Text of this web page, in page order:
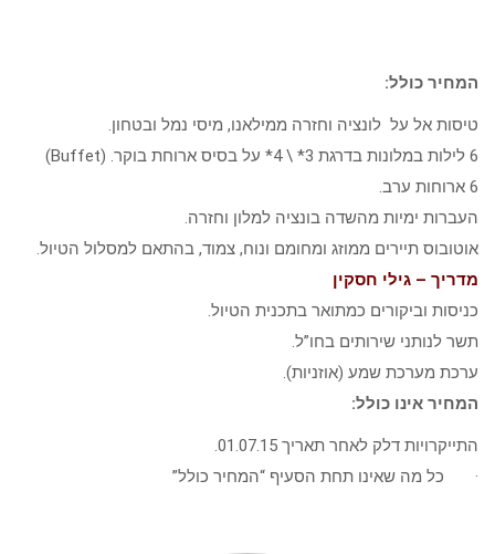
המחיר כולל:
טיסות אל על לונציה וחזרה ממילאנו, מיסי נמל ובטחון.
6 לילות במלונות בדרגת 3* \ 4* על בסיס ארוחת בוקר. (Buffet)
6 ארוחות ערב.
העברות ימיות מהשדה בונציה למלון וחזרה.
אוטובוס תיירים ממוזג ומחומם ונוח, צמוד, בהתאם למסלול הטיול.
מדריך – גילי חסקין
כניסות וביקורים כמתואר בתכנית הטיול.
תשר לנותני שירותים בחו”ל.
ערכת מערכת שמע (אוזניות).
המחיר אינו כולל:
התייקרויות דלק לאחר תאריך 01.07.15.
· כל מה שאינו תחת הסעיף “המחיר כולל”